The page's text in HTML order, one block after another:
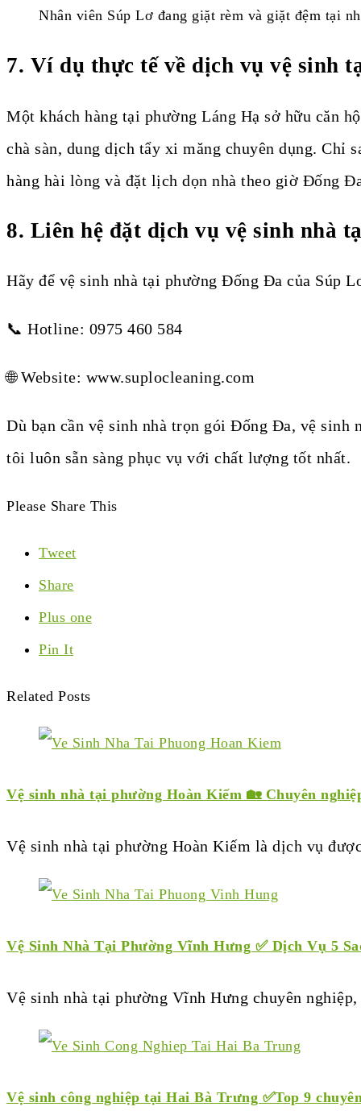
Nhân viên Súp Lơ đang giặt rèm và giặt đệm tại
7. Ví dụ thực tế về dịch vụ vệ sinh
Một khách hàng tại phường Láng Hạ sở hữu căn
chà sàn, dung dịch tẩy xi măng chuyên dụng. Chỉ
hàng hài lòng và đặt lịch dọn nhà theo giờ Đống
8. Liên hệ đặt dịch vụ vệ sinh nhà
Hãy để vệ sinh nhà tại phường Đống Đa của Súp
📞 Hotline: 0975 460 584
🌐 Website: www.suplocleaning.com
Dù bạn cần vệ sinh nhà trọn gói Đống Đa, vệ
tôi luôn sẵn sàng phục vụ với chất lượng tốt nhất.
Please Share This
Tweet
Share
Plus one
Pin It
Related Posts
Vệ sinh nhà tại phường Hoàn Kiếm 🏡 Chuyên
Vệ sinh nhà tại phường Hoàn Kiếm là dịch vụ
Vệ Sinh Nhà Tại Phường Vĩnh Hưng ✅ Dịch Vụ 5
Vệ sinh nhà tại phường Vĩnh Hưng chuyên
Vệ sinh công nghiệp tại Hai Bà Trưng ✅Top 9